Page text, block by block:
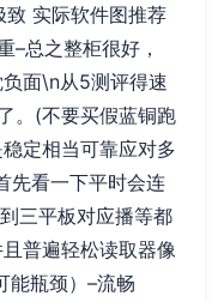
实际软件图推荐
–总之整柜很好，
面\n从5测评得速
。(不要买假蓝铜跑
定相当可靠应对多
先看一下平时会连
三平板对应播等都
普遍轻松读取器像
能瓶颈）–流畅